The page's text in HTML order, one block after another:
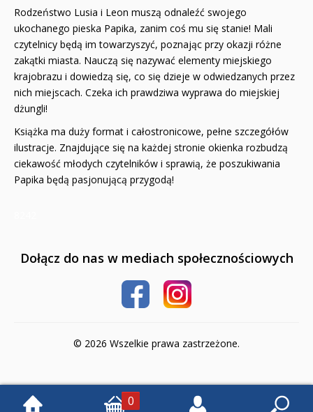
Edukacja przyrodnicza - Życie bez granic
Emocje i wartości
Kreatywne zabawy
Książki religijne dla dzieci
Komiksy
Pomoce dydaktyczne
Promocje
QUIZY I ŁAMIGŁÓWKI NA WAKACJE -35%
WYPRZEDAŻ
RELIGIJNE
PORADNIKI
Rodzeństwo Lusia i Leon muszą odnaleźć swojego
ukochanego pieska Papika, zanim coś mu się stanie! Mali
czytelnicy będą im towarzyszyć, poznając przy okazji różne
zakątki miasta. Nauczą się nazywać elementy miejskiego
krajobrazu i dowiedzą się, co się dzieje w odwiedzanych przez
nich miejscach. Czeka ich prawdziwa wyprawa do miejskiej
dżungli!
Książka ma duży format i całostronicowe, pełne szczegółów
ilustracje. Znajdujące się na każdej stronie okienka rozbudzą
ciekawość młodych czytelników i sprawią, że poszukiwania
Papika będą pasjonującą przygodą!
Dołącz do nas w mediach społecznościowych
© 2026 Wszelkie prawa zastrzeżone.
0